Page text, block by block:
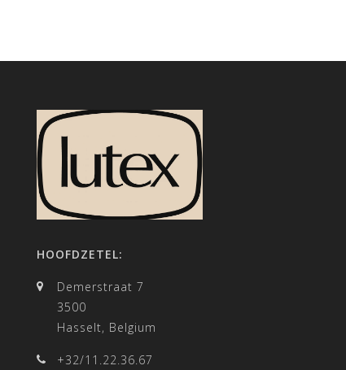
HOOFDZETEL:
Demerstraat 7
3500
Hasselt, Belgium
+32/11.22.36.67